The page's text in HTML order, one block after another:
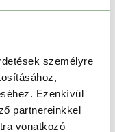
személyre
Ezenkívül
partnereinkkel
vonatkozó